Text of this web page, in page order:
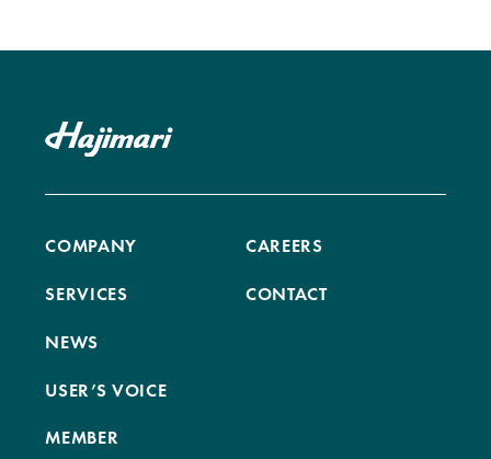
COMPANY
SERVICES
NEWS
USER’S VOICE
MEMBER
CAREERS
CONTACT